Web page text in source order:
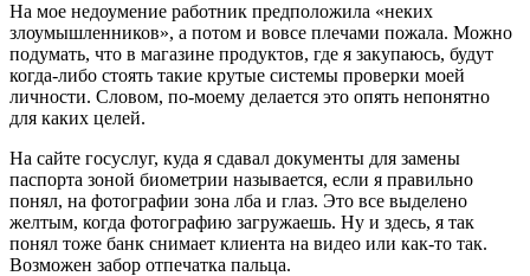
На мое недоумение работник предположила «неких
злоумышленников», а потом и вовсе плечами пожала. Можно
подумать, что в магазине продуктов, где я закупаюсь, будут
когда-либо стоять такие крутые системы проверки моей
личности. Словом, по-моему делается это опять непонятно
для каких целей.
На сайте госуслуг, куда я сдавал документы для замены
паспорта зоной биометрии называется, если я правильно
понял, на фотографии зона лба и глаз. Это все выделено
желтым, когда фотографию загружаешь. Ну и здесь, я так
понял тоже банк снимает клиента на видео или как-то так.
Возможен забор отпечатка пальца.